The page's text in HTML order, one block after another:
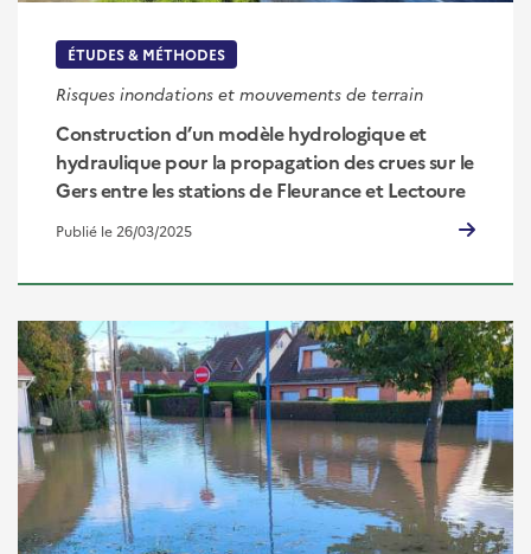
ÉTUDES & MÉTHODES
Risques inondations et mouvements de terrain
Construction d’un modèle hydrologique et
hydraulique pour la propagation des crues sur le
Gers entre les stations de Fleurance et Lectoure
Publié le 26/03/2025